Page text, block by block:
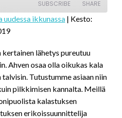
SUBSCRIBE SHARE
uudessa ikkunassa | Kesto:
kertainen lähetys pureutuu
Ahven osaa olla oikukas kala
Tutustumme asiaan niin
pilkkimisen kannalta. Meillä
kalastuksen
erikoissuunnittelija